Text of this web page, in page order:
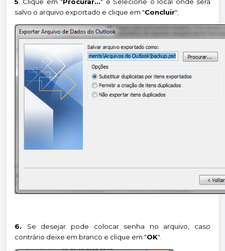
salvo o arquivo exportado e clique em "Concluir";
6. Se desejar pode colocar senha no arquivo, caso
contrário deixe em branco e clique em "OK".